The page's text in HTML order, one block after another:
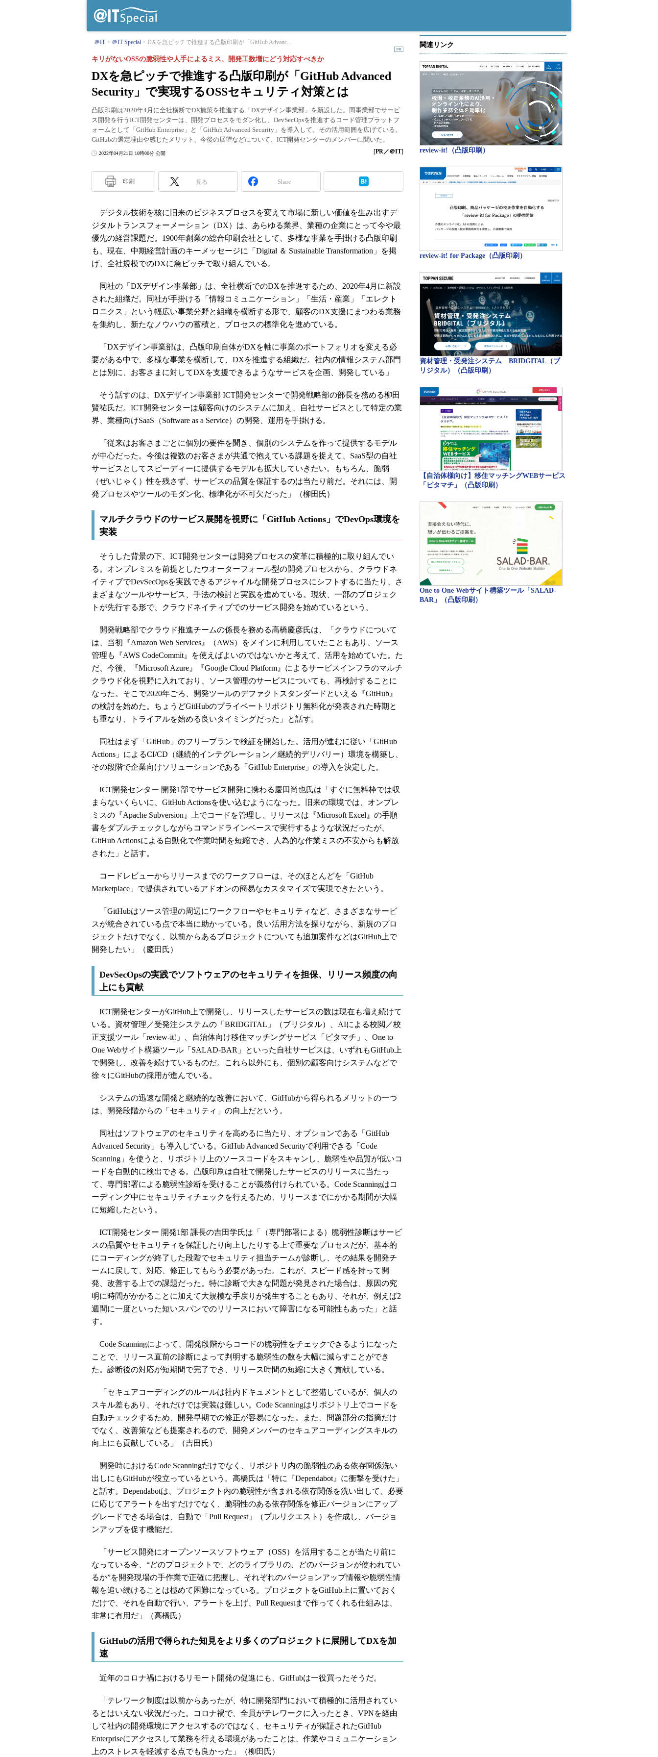
＠IT ＠IT Special DXを急ピッチで推進する凸版印刷が「GitHub Advanc...
DXを急ピッチで推進する凸版印刷が「GitHub Advanced
Security」で実現するOSSセキュリティ対策とは
キリがないOSSの脆弱性や人手によるミス、開発工数増にどう対応すべきか
凸版印刷は2020年4月に全社横断でDX施策を推進する「DXデザイン事業部」を新設した。同事業部でサービ
ス開発を行うICT開発センターは、開発プロセスをモダン化し、DevSecOpsを推進するコード管理プラットフ
ォームとして「GitHub Enterprise」と「GitHub Advanced Security」を導入して、その活用範囲を広げている。
GitHubの選定理由や感じたメリット、今後の展望などについて、ICT開発センターのメンバーに聞いた。
2022年04月21日 10時00分 公開 [PR／＠IT]
印刷 見る Share
デジタル技術を核に旧来のビジネスプロセスを変えて市場に新しい価値を生み出すデ
ジタルトランスフォーメーション（DX）は、あらゆる業界、業種の企業にとって今や最
優先の経営課題だ。1900年創業の総合印刷会社として、多様な事業を手掛ける凸版印刷
も、現在、中期経営計画のキーメッセージに「Digital ＆ Sustainable Transformation」を掲
げ、全社規模でのDXに急ピッチで取り組んでいる。
同社の「DXデザイン事業部」は、全社横断でのDXを推進するため、2020年4月に新設
された組織だ。同社が手掛ける「情報コミュニケーション」「生活・産業」「エレクト
ロニクス」という幅広い事業分野と組織を横断する形で、顧客のDX支援にまつわる業務
を集約し、新たなノウハウの蓄積と、プロセスの標準化を進めている。
「DXデザイン事業部は、凸版印刷自体がDXを軸に事業のポートフォリオを変える必
要がある中で、多様な事業を横断して、DXを推進する組織だ。社内の情報システム部門
とは別に、お客さまに対してDXを支援できるようなサービスを企画、開発している」
そう話すのは、DXデザイン事業部 ICT開発センターで開発戦略部の部長を務める柳田
賢祐氏だ。ICT開発センターは顧客向けのシステムに加え、自社サービスとして特定の業
界、業種向けSaaS（Software as a Service）の開発、運用を手掛ける。
「従来はお客さまごとに個別の要件を聞き、個別のシステムを作って提供するモデル
が中心だった。今後は複数のお客さまが共通で抱えている課題を捉えて、SaaS型の自社
サービスとしてスピーディーに提供するモデルも拡大していきたい。もちろん、脆弱
（ぜいじゃく）性を残さず、サービスの品質を保証するのは当たり前だ。それには、開
発プロセスやツールのモダン化、標準化が不可欠だった」（柳田氏）
マルチクラウドのサービス展開を視野に「GitHub Actions」でDevOps環境を
実装
そうした背景の下、ICT開発センターは開発プロセスの変革に積極的に取り組んでい
る。オンプレミスを前提としたウオーターフォール型の開発プロセスから、クラウドネ
イティブでDevSecOpsを実践できるアジャイルな開発プロセスにシフトするに当たり、さ
まざまなツールやサービス、手法の検討と実践を進めている。現状、一部のプロジェク
トが先行する形で、クラウドネイティブでのサービス開発を始めているという。
開発戦略部でクラウド推進チームの係長を務める高橋慶彦氏は、「クラウドについて
は、当初『Amazon Web Services』（AWS）をメインに利用していたこともあり、ソース
管理も『AWS CodeCommit』を使えばよいのではないかと考えて、活用を始めていた。た
だ、今後、『Microsoft Azure』『Google Cloud Platform』によるサービスインフラのマルチ
クラウド化を視野に入れており、ソース管理のサービスについても、再検討することに
なった。そこで2020年ごろ、開発ツールのデファクトスタンダードといえる『GitHub』
の検討を始めた。ちょうどGitHubのプライベートリポジトリ無料化が発表された時期と
も重なり、トライアルを始める良いタイミングだった」と話す。
同社はまず「GitHub」のフリープランで検証を開始した。活用が進むに従い「GitHub
Actions」によるCI/CD（継続的インテグレーション／継続的デリバリー）環境を構築し、
その段階で企業向けソリューションである「GitHub Enterprise」の導入を決定した。
ICT開発センター 開発1部でサービス開発に携わる慶田尚也氏は「すぐに無料枠では収
まらないくらいに、GitHub Actionsを使い込むようになった。旧来の環境では、オンプレ
ミスの『Apache Subversion』上でコードを管理し、リリースは『Microsoft Excel』の手順
書をダブルチェックしながらコマンドラインベースで実行するような状況だったが、
GitHub Actionsによる自動化で作業時間を短縮でき、人為的な作業ミスの不安からも解放
された」と話す。
コードレビューからリリースまでのワークフローは、そのほとんどを「GitHub
Marketplace」で提供されているアドオンの簡易なカスタマイズで実現できたという。
「GitHubはソース管理の周辺にワークフローやセキュリティなど、さまざまなサービ
スが統合されている点で本当に助かっている。良い活用方法を探りながら、新規のプロ
ジェクトだけでなく、以前からあるプロジェクトについても追加案件などはGitHub上で
開発したい」（慶田氏）
DevSecOpsの実践でソフトウェアのセキュリティを担保、リリース頻度の向
上にも貢献
ICT開発センターがGitHub上で開発し、リリースしたサービスの数は現在も増え続けて
いる。資材管理／受発注システムの「BRIDGITAL」（ブリジタル）、AIによる校閲／校
正支援ツール「review-it!」、自治体向け移住マッチングサービス「ピタマチ」、One to
One Webサイト構築ツール「SALAD-BAR」といった自社サービスは、いずれもGitHub上
で開発し、改善を続けているものだ。これら以外にも、個別の顧客向けシステムなどで
徐々にGitHubの採用が進んでいる。
システムの迅速な開発と継続的な改善において、GitHubから得られるメリットの一つ
は、開発段階からの「セキュリティ」の向上だという。
同社はソフトウェアのセキュリティを高めるに当たり、オプションである「GitHub
Advanced Security」も導入している。GitHub Advanced Securityで利用できる「Code
Scanning」を使うと、リポジトリ上のソースコードをスキャンし、脆弱性や品質が低いコ
ードを自動的に検出できる。凸版印刷は自社で開発したサービスのリリースに当たっ
て、専門部署による脆弱性診断を受けることが義務付けられている。Code Scanningはコ
ーディング中にセキュリティチェックを行えるため、リリースまでにかかる期間が大幅
に短縮したという。
ICT開発センター 開発1部 課長の吉田学氏は「（専門部署による）脆弱性診断はサービ
スの品質やセキュリティを保証したり向上したりする上で重要なプロセスだが、基本的
にコーディングが終了した段階でセキュリティ担当チームが診断し、その結果を開発チ
ームに戻して、対応、修正してもらう必要があった。これが、スピード感を持って開
発、改善する上での課題だった。特に診断で大きな問題が発見された場合は、原因の究
明に時間がかかることに加えて大規模な手戻りが発生することもあり、それが、例えば2
週間に一度といった短いスパンでのリリースにおいて障害になる可能性もあった」と話
す。
Code Scanningによって、開発段階からコードの脆弱性をチェックできるようになった
ことで、リリース直前の診断によって判明する脆弱性の数を大幅に減らすことができ
た。診断後の対応が短期間で完了でき、リリース時間の短縮に大きく貢献している。
「セキュアコーディングのルールは社内ドキュメントとして整備しているが、個人の
スキル差もあり、それだけでは実装は難しい。Code Scanningはリポジトリ上でコードを
自動チェックするため、開発早期での修正が容易になった。また、問題部分の指摘だけ
でなく、改善策なども提案されるので、開発メンバーのセキュアコーディングスキルの
向上にも貢献している」（吉田氏）
開発時におけるCode Scanningだけでなく、リポジトリ内の脆弱性のある依存関係洗い
出しにもGitHubが役立っているという。高橋氏は「特に『Dependabot』に衝撃を受けた」
と話す。Dependabotは、プロジェクト内の脆弱性が含まれる依存関係を洗い出して、必要
に応じてアラートを出すだけでなく、脆弱性のある依存関係を修正バージョンにアップ
グレードできる場合は、自動で「Pull Request」（プルリクエスト）を作成し、バージョ
ンアップを促す機能だ。
「サービス開発にオープンソースソフトウェア（OSS）を活用することが当たり前に
なっている今、“どのプロジェクトで、どのライブラリの、どのバージョンが使われてい
るか”を開発現場の手作業で正確に把握し、それぞれのバージョンアップ情報や脆弱性情
報を追い続けることは極めて困難になっている。プロジェクトをGitHub上に置いておく
だけで、それを自動で行い、アラートを上げ、Pull Requestまで作ってくれる仕組みは、
非常に有用だ」（高橋氏）
GitHubの活用で得られた知見をより多くのプロジェクトに展開してDXを加
速
近年のコロナ禍におけるリモート開発の促進にも、GitHubは一役買ったそうだ。
「テレワーク制度は以前からあったが、特に開発部門において積極的に活用されてい
るとはいえない状況だった。コロナ禍で、全員がテレワークに入ったとき、VPNを経由
して社内の開発環境にアクセスするのではなく、セキュリティが保証されたGitHub
Enterpriseにアクセスして業務を行える環境があったことは、作業やコミュニケーション
上のストレスを軽減する点でも良かった」（柳田氏）
関連リンク
review-it!（凸版印刷）
review-it! for Package（凸版印刷）
資材管理・受発注システム BRIDGITAL（ブ
リジタル）（凸版印刷）
【自治体様向け】移住マッチングWEBサービス
「ピタマチ」（凸版印刷）
One to One Webサイト構築ツール「SALAD-
BAR」（凸版印刷）